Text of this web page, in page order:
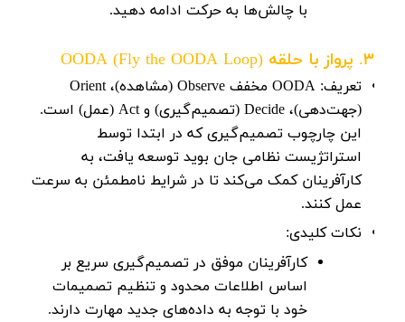
با چالش‌ها به حرکت ادامه دهید.
3. پرواز با حلقه OODA (Fly the OODA Loop)
تعریف:
OODA مخفف Observe (مشاهده)، Orient
(جهت‌دهی)، Decide (تصمیم‌گیری) و Act (عمل) است.
این چارچوب تصمیم‌گیری که در ابتدا توسط
استراتژیست نظامی جان بویدتوسعه یافت، به
کارآفرینان کمک می‌کند تا در شرایط نامطمئن به سرعت
عمل کنند.
نکات کلیدی:
کارآفرینان موفق در تصمیم‌گیری سریع بر
اساس اطلاعات محدود و تنظیم تصمیمات
خود با توجه به داده‌های جدید مهارت دارند.